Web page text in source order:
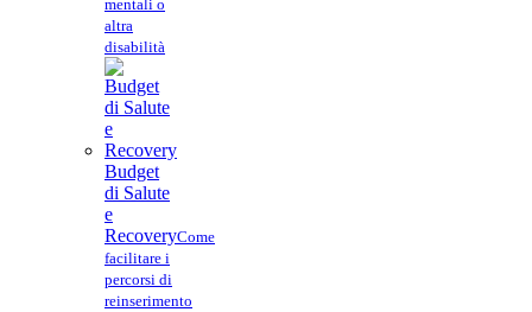
mentali o
altra
disabilità
Budget
di Salute
e
RecoveryCome
facilitare i
percorsi di
reinserimento